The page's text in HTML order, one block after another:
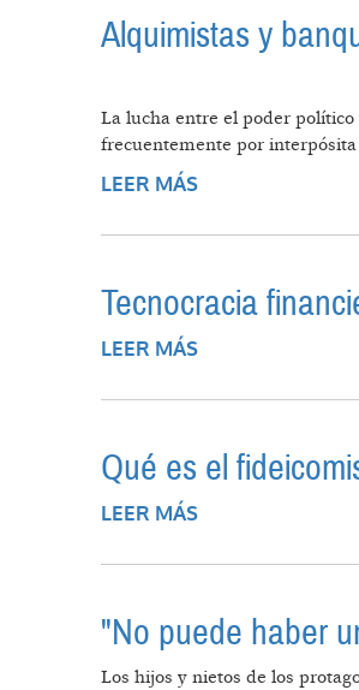
Alquimistas y
La lucha entre el poder
frecuentemente por
LEER MÁS
Tecnocracia
LEER MÁS
Qué es el
LEER MÁS
"No puede haber
Los hijos y nietos de los